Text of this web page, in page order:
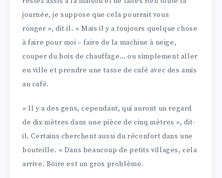
journée, je suppose que cela pourrait vous
ronger », dit-il. « Mais il y a toujours quelque chose
à faire pour moi – faire de la machine à neige,
couper du bois de chauffage… ou simplement aller
en ville et prendre une tasse de café avec des amis
au café.
« Il y a des gens, cependant, qui auront un regard
de dix mètres dans une pièce de cinq mètres », dit-
il. Certains cherchent aussi du réconfort dans une
bouteille. « Dans beaucoup de petits villages, cela
arrive. Boire est un gros problème.